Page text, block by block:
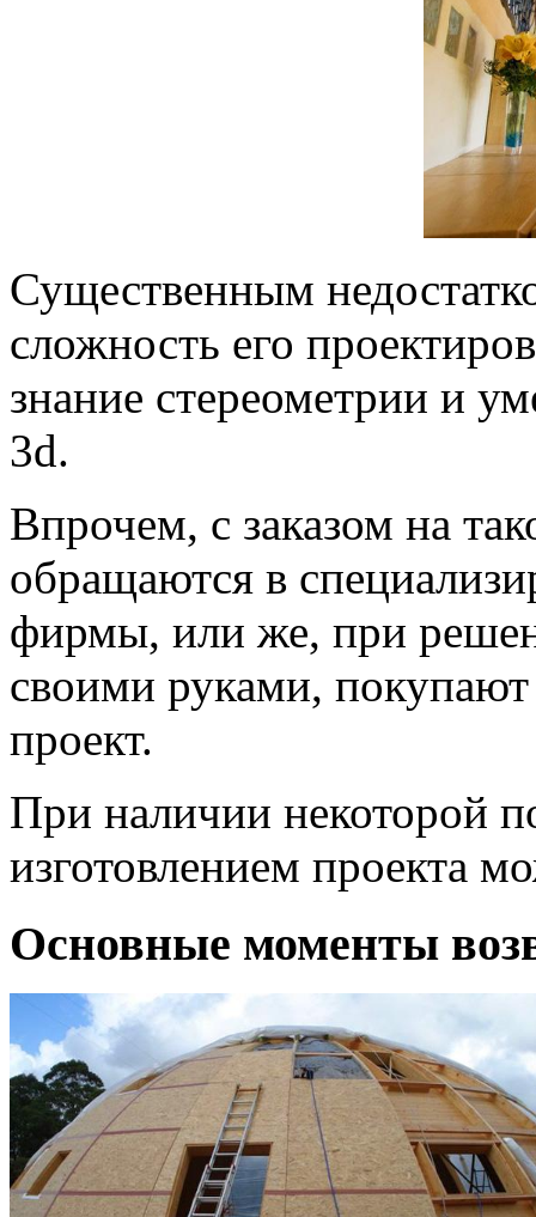
Существенным
сложность его
знание стереометрии и
3d.
Впрочем, с заказом на
обращаются в
фирмы, или же, при
своими руками,
проект.
При наличии некоторой
изготовлением проекта
Основные моменты